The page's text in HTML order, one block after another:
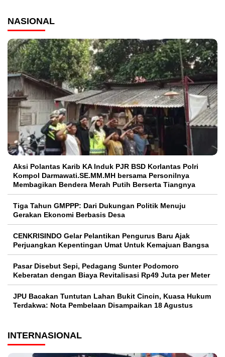
NASIONAL
Aksi Polantas Karib KA Induk PJR BSD Korlantas Polri
Kompol Darmawati.SE.MM.MH bersama Personilnya
Membagikan Bendera Merah Putih Berserta Tiangnya
Tiga Tahun GMPPP: Dari Dukungan Politik Menuju
Gerakan Ekonomi Berbasis Desa
CENKRISINDO Gelar Pelantikan Pengurus Baru Ajak
Perjuangkan Kepentingan Umat Untuk Kemajuan Bangsa
Pasar Disebut Sepi, Pedagang Sunter Podomoro
Keberatan dengan Biaya Revitalisasi Rp49 Juta per Meter
JPU Bacakan Tuntutan Lahan Bukit Cincin, Kuasa Hukum
Terdakwa: Nota Pembelaan Disampaikan 18 Agustus
INTERNASIONAL